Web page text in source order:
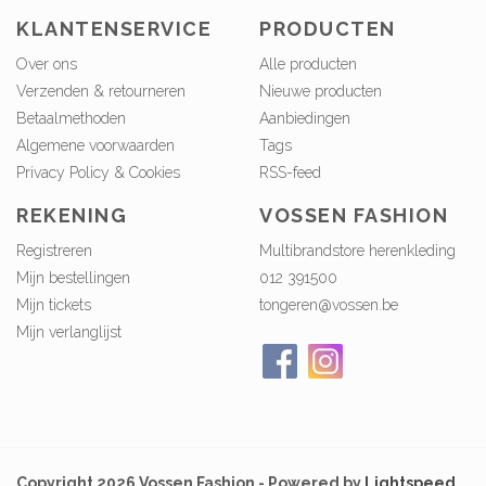
KLANTENSERVICE
Over ons
Verzenden & retourneren
Betaalmethoden
Algemene voorwaarden
Privacy Policy & Cookies
PRODUCTEN
Alle producten
Nieuwe producten
Aanbiedingen
Tags
RSS-feed
REKENING
Registreren
Mijn bestellingen
Mijn tickets
Mijn verlanglijst
VOSSEN FASHION
Multibrandstore herenkleding
012 391500
tongeren@vossen.be